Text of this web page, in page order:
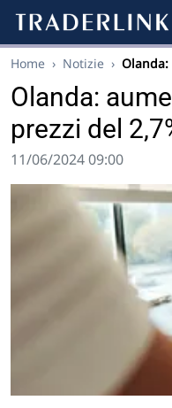
Home › Notizie ›
Olanda:
prezzi del
11/06/2024 09:00